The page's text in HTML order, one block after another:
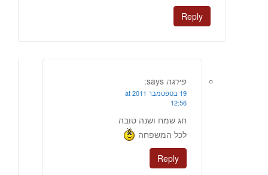
Reply
פירגה says:
19 בספטמבר 2011 at
12:56
חג שמח ושנה טובה
לכל המשפחה
Reply